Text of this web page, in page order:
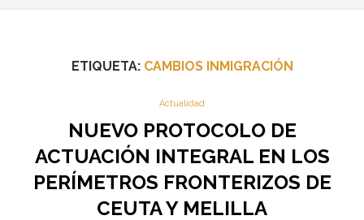
ETIQUETA: CAMBIOS INMIGRACIÓN
Actualidad
NUEVO PROTOCOLO DE
ACTUACIÓN INTEGRAL EN LOS
PERÍMETROS FRONTERIZOS DE
CEUTA Y MELILLA